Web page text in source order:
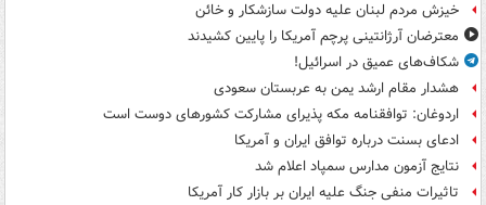
خیزش مردم لبنان علیه دولت سازشکار و خائن
معترضان آرژانتینی پرچم آمریکا را پایین کشیدند
شکاف‌های عمیق در اسرائیل!
هشدار مقام ارشد یمن به عربستان سعودی
اردوغان: توافقنامه مکه پذیرای مشارکت کشورهای دوست است
ادعای بسنت درباره توافق ایران و آمریکا
نتایج آزمون مدارس سمپاد اعلام شد
تاثیرات منفی جنگ علیه ایران بر بازار کار آمریکا